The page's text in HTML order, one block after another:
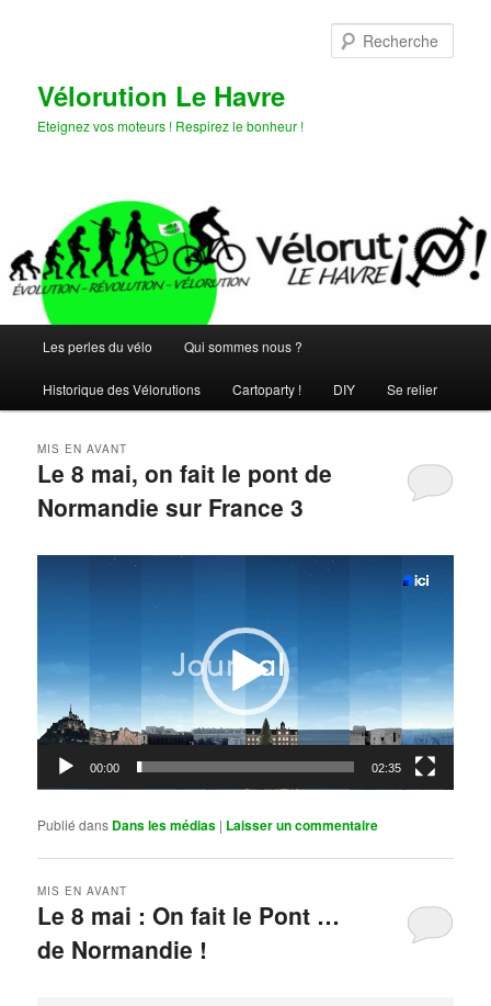
Vélorution Le Havre
Eteignez vos moteurs ! Respirez le bonheur !
principal
Les perles du vélo Qui sommes nous ?
Historique des Vélorutions Cartoparty ! DIY Se relier
Le 8 mai, on fait le pont de
Normandie sur France 3
MIS EN AVANT
00:00 02:35
Publié dans Dans les médias | Laisser un commentaire
Le 8 mai : On fait le Pont …
de Normandie !
MIS EN AVANT